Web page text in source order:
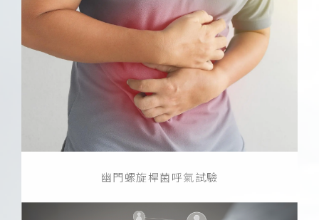
幽門螺旋桿菌呼氣試驗